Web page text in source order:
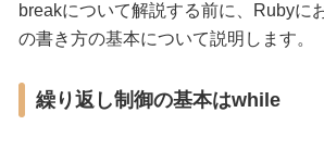
breakについて解説する前に、Rubyに
の書き方の基本について説明します。
繰り返し制御の基本はwhile